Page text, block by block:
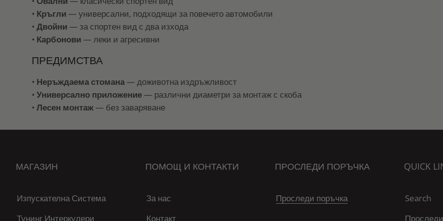
• Кръгли — универсални, подходящи за повечето автомобили
• Двойни — за спортен вид с два изхода
• Карбонови — леки и агресивни
ПРЕДИМСТВА
• Неръждаема стомана— доживотна издръжливост
• Универсално приложение — различни диаметри за монтаж с скоба
• Лесен монтаж — без заваряване
МАГАЗИН
Изпускателна Система
Тунинг Интеркулери
ПОМОЩ И КОНТАКТИ
За нас
Контакт
ПРОСЛЕДИ ПОРЪЧКА
Проследи поръчка
QUICK
Search